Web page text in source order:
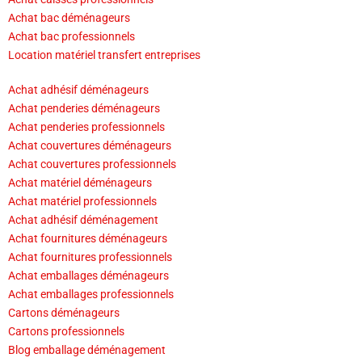
Achat bac déménageurs
Achat bac professionnels
Location matériel transfert entreprises
Achat adhésif déménageurs
Achat penderies déménageurs
Achat penderies professionnels
Achat couvertures déménageurs
Achat couvertures professionnels
Achat matériel déménageurs
Achat matériel professionnels
Achat adhésif déménagement
Achat fournitures déménageurs
Achat fournitures professionnels
Achat emballages déménageurs
Achat emballages professionnels
Cartons déménageurs
Cartons professionnels
Blog emballage déménagement